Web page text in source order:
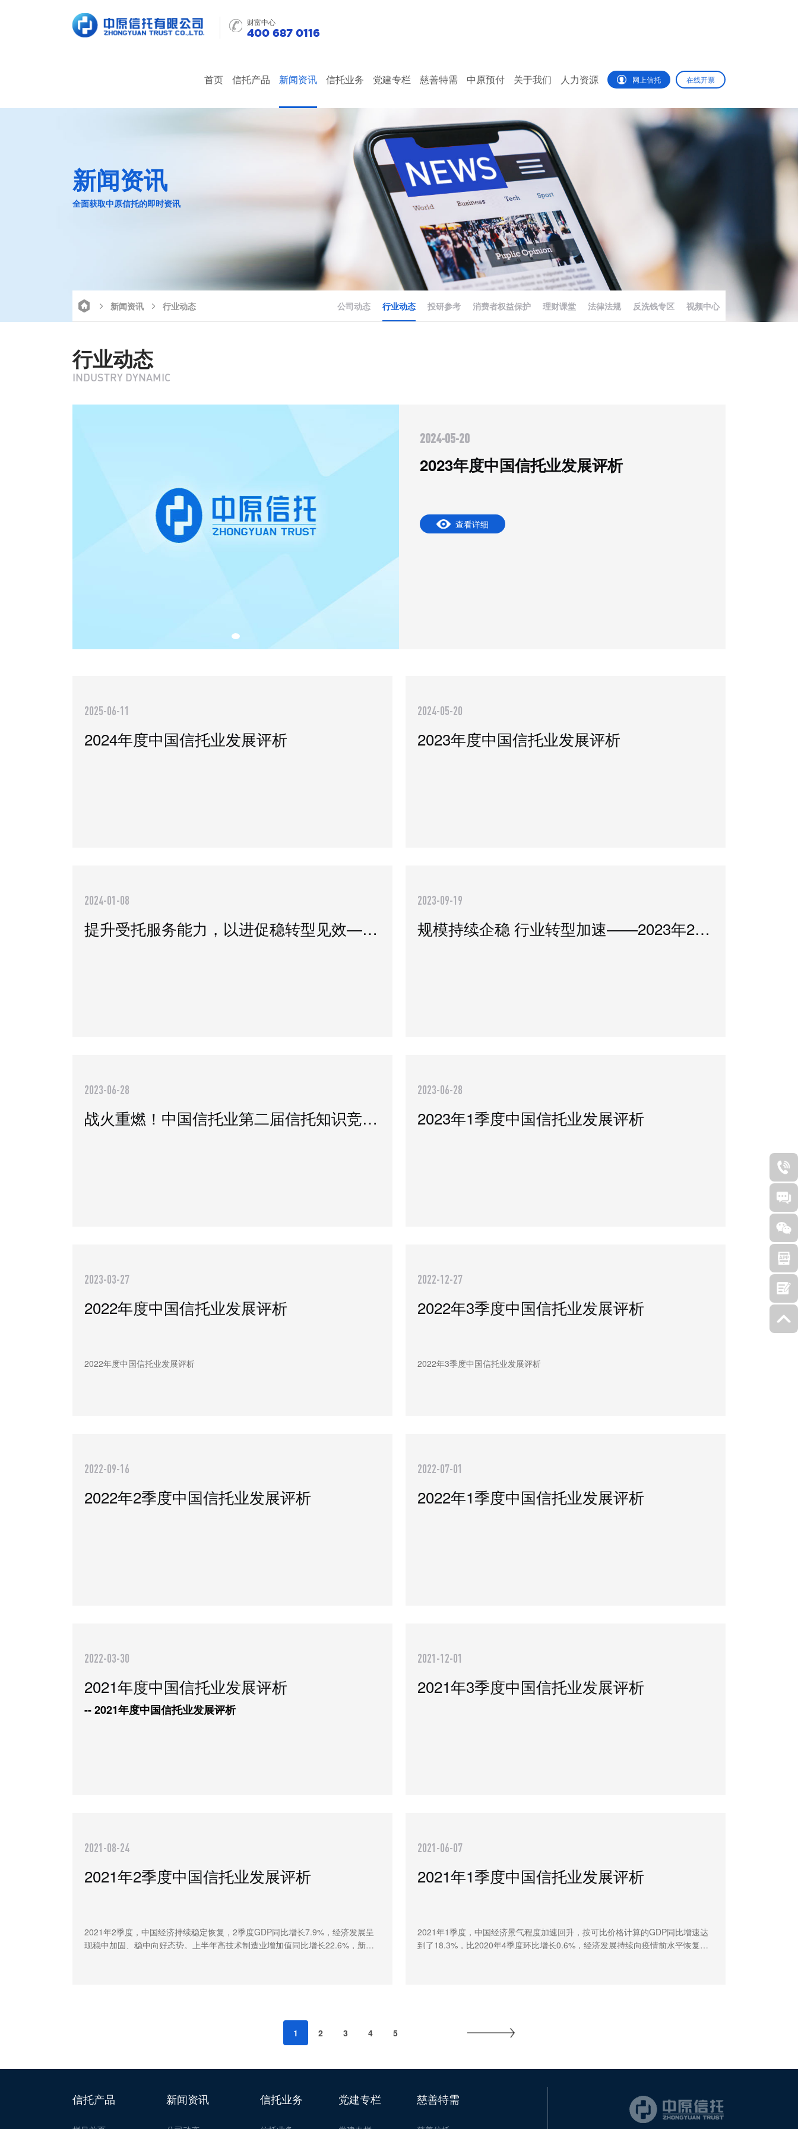
财富中心
400 687 0116
首页 信托产品 新闻资讯 信托业务 党建专栏 慈善特需 中原预付 关于我们 人力资源 网上信托 在线开票
新闻资讯
全面获取中原信托的即时资讯
新闻资讯 行业动态 公司动态 行业动态 投研参考 消费者权益保护 理财课堂 法律法规 反洗钱专区 视频中心
行业动态
INDUSTRY DYNAMIC
2024-05-20
2023年度中国信托业发展评析
查看详细
2025-06-11
2024年度中国信托业发展评析
2024-05-20
2023年度中国信托业发展评析
2024-01-08
提升受托服务能力，以进促稳转型见效—— 2023年3季度中国信托业发展评析
2023-09-19
规模持续企稳 行业转型加速——2023年2季度中国信托业发展评析
2023-06-28
战火重燃！中国信托业第二届信托知识竞赛决战在即！
2023-06-28
2023年1季度中国信托业发展评析
2023-03-27
2022年度中国信托业发展评析
2022年度中国信托业发展评析
2022-12-27
2022年3季度中国信托业发展评析
2022年3季度中国信托业发展评析
2022-09-16
2022年2季度中国信托业发展评析
2022-07-01
2022年1季度中国信托业发展评析
2022-03-30
2021年度中国信托业发展评析
-- 2021年度中国信托业发展评析
2021-12-01
2021年3季度中国信托业发展评析
2021-08-24
2021年2季度中国信托业发展评析
2021年2季度，中国经济持续稳定恢复，2季度GDP同比增长7.9%，经济发展呈
现稳中加固、稳中向好态势。上半年高技术制造业增加值同比增长22.6%，新动
推动业务转型，以满足实体经济高质量发展和居民财富管理需求
2021-06-07
2021年1季度中国信托业发展评析
​2021年1季度，中国经济景气程度加速回升，按可比价格计算的GDP同比增速达
到了18.3%，比2020年4季度环比增长0.6%，经济发展持续向疫情前水平恢复。
1
2 3 4 5
信托产品 新闻资讯 信托业务 党建专栏 慈善特需